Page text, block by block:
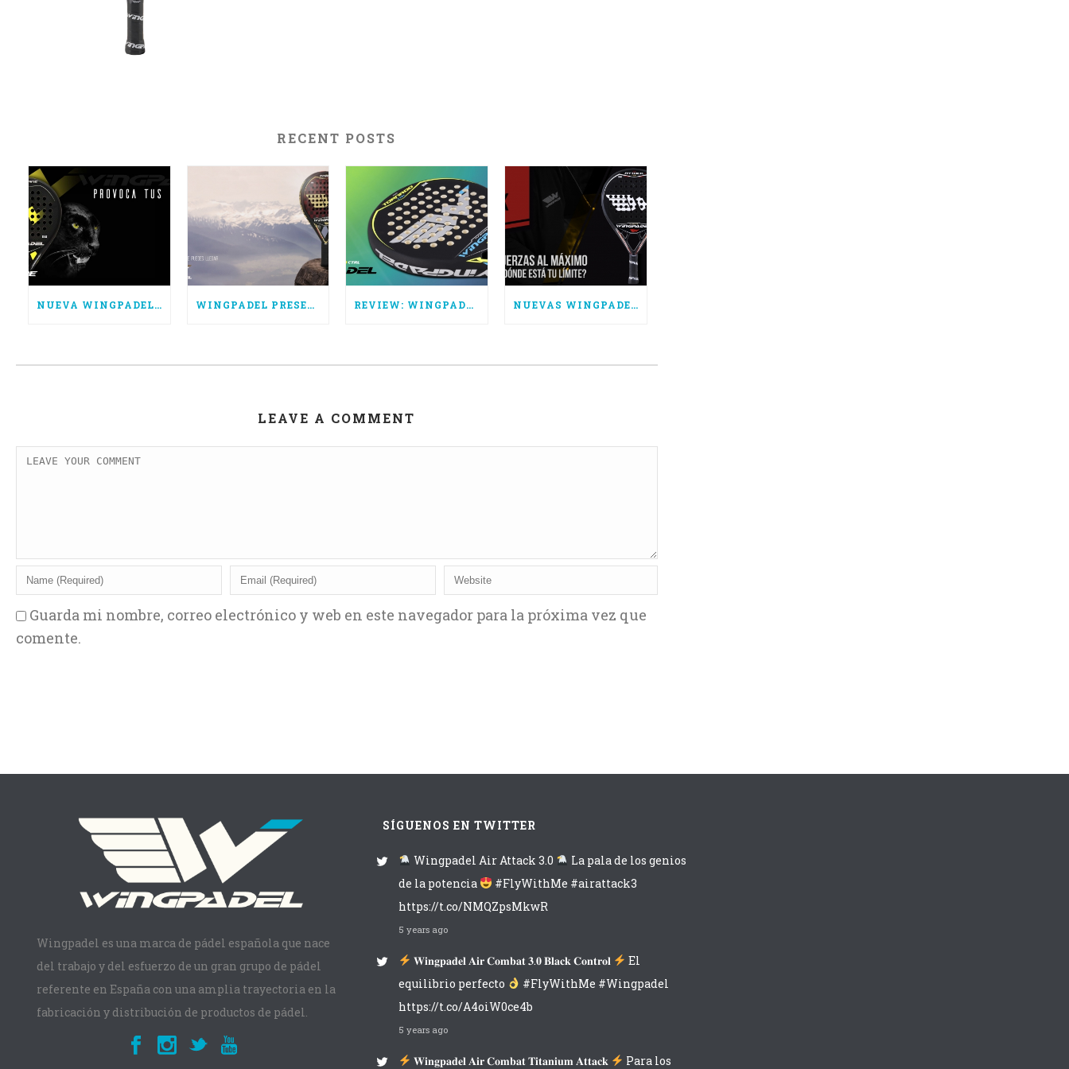
RECENT POSTS
NUEVA WINGPADEL AIR HURRICANE, POTENCIA PURA WINGPADEL PRESENTA LAS NUEVAS AIR FORCE 3.0 REVIEW: WINGPADEL AIR TORNADO CTRL NUEVAS WINGPADEL AIR ATTACK 3.0, SUPERA TUS LÍMITES
LEAVE A COMMENT
Guarda mi nombre, correo electrónico y web en este navegador para la próxima vez que
comente.
Wingpadel es una marca de pádel española que nace
del trabajo y del esfuerzo de un gran grupo de pádel
referente en España con una amplia trayectoria en la
fabricación y distribución de productos de pádel.
SÍGUENOS EN TWITTER
Wingpadel Air Attack 3.0
La pala de los genios
de la potencia
#FlyWithMe #airattack3
https://t.co/NMQZpsMkwR
5 years ago
𝐖𝐢𝐧𝐠𝐩𝐚𝐝𝐞𝐥 𝐀𝐢𝐫 𝐂𝐨𝐦𝐛𝐚𝐭 𝟑.𝟎 𝐁𝐥𝐚𝐜𝐤 𝐂𝐨𝐧𝐭𝐫𝐨𝐥
El
equilibrio perfecto
#FlyWithMe #Wingpadel
https://t.co/A4oiW0ce4b
5 years ago
𝐖𝐢𝐧𝐠𝐩𝐚𝐝𝐞𝐥 𝐀𝐢𝐫 𝐂𝐨𝐦𝐛𝐚𝐭 𝐓𝐢𝐭𝐚𝐧𝐢𝐮𝐦 𝐀𝐭𝐭𝐚𝐜𝐤 Para los